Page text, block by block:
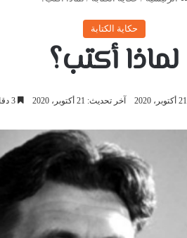
حكاية الكتابة
لماذا أكتب؟
21 أكتوبر، 2020 آخر تحديث: 21 أكتوبر، 2020 3 دقائق